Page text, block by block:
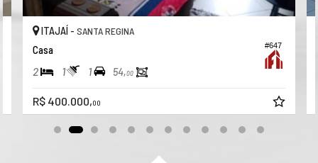
#647
ITAJAÍ - SANTA REGINA
Casa
2 1 1 54,00
R$ 400.000,00